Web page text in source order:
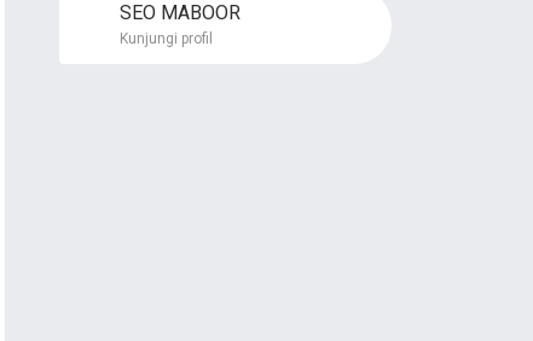
SEO MABOOR
Kunjungi profil